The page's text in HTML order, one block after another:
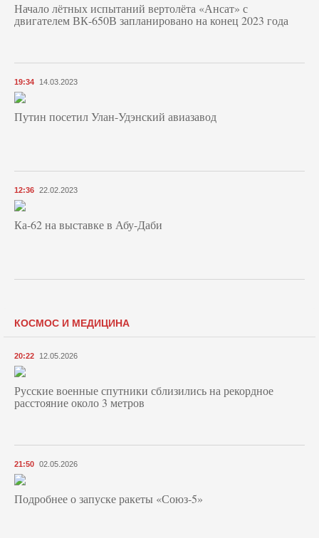
Начало лётных испытаний вертолёта «Ансат» с
двигателем ВК-650В запланировано на конец 2023 года
19:34 14.03.2023
Путин посетил Улан-Удэнский авиазавод
12:36 22.02.2023
Ка-62 на выставке в Абу-Даби
КОСМОС И МЕДИЦИНА
20:22 12.05.2026
Русские военные спутники сблизились на рекордное
расстояние около 3 метров
21:50 02.05.2026
Подробнее о запуске ракеты «Союз‑5»